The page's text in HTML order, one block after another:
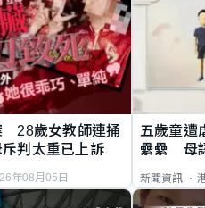
28歲女教師連捅
判太重已上訴
年08月05日
五歲童遭
纍纍 母
新聞資訊